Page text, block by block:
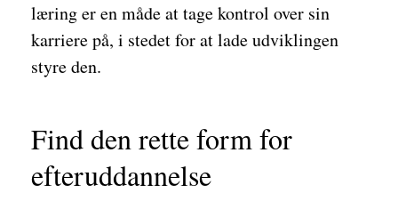
læring er en måde at tage kontrol over sin
karriere på, i stedet for at lade udviklingen
styre den.
Find den rette form for
efteruddannelse